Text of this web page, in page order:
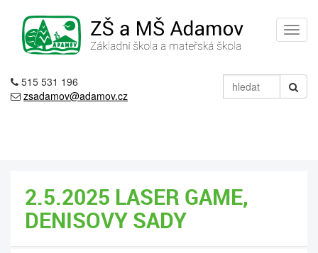
515 531 196
zsadamov@adamov.cz
2.5.2025 LASER GAME,
DENISOVY SADY